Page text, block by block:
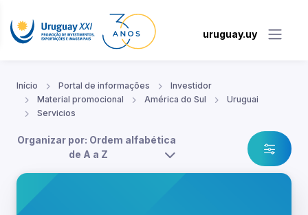
uruguay.uy
Início Portal de informações
Investidor
Material promocional
América do Sul
Uruguai
Servicios
Organizar por: Ordem alfabética
de A a Z